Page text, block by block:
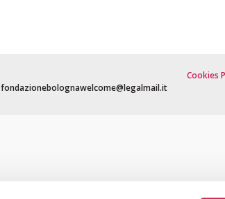
fondazionebolognawelcome@legalmail.it
Cookies